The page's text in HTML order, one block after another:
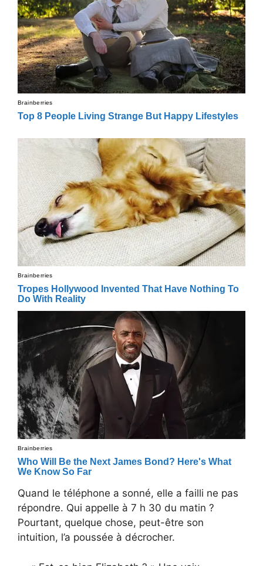
Quand le téléphone a sonné, elle a failli ne pas
répondre. Qui appelle à 7 h 30 du matin ?
Pourtant, quelque chose, peut-être son
intuition, l’a poussée à décrocher.